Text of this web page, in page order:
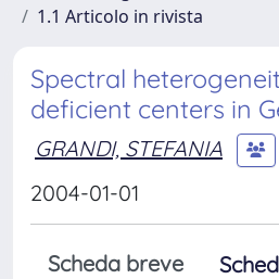
1.1 Articolo in rivista
Spectral
deficient centers in
GRANDI, STEFANIA
2004-01-01
Scheda breve